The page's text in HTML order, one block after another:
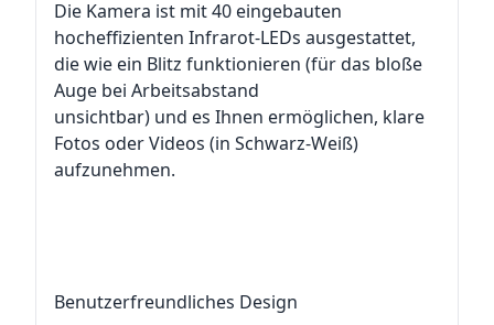
Die Kamera ist mit 40 eingebauten
hocheffizienten Infrarot-LEDs ausgestattet,
die wie ein Blitz funktionieren (für das bloße
Auge bei Arbeitsabstand
unsichtbar) und es Ihnen ermöglichen, klare
Fotos oder Videos (in Schwarz-Weiß)
aufzunehmen.
Benutzerfreundliches Design